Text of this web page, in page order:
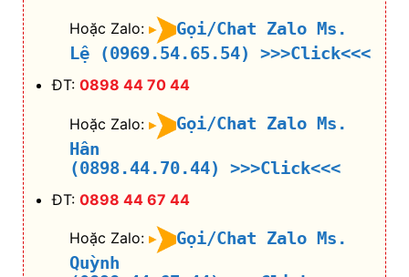
Hoặc Zalo:
Gọi/Chat Zalo Ms.
Lệ (0969.54.65.54)
>>>Click<<<
ĐT: 0898 44 70 44
Hoặc Zalo:
Gọi/Chat Zalo Ms.
Hân
(0898.44.70.44)
>>>Click<<<
ĐT: 0898 44 67 44
Hoặc Zalo:
Gọi/Chat Zalo Ms.
Quỳnh